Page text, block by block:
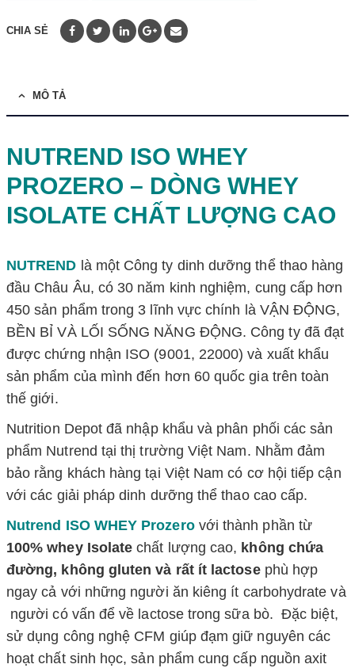
CHIA SẺ
MÔ TẢ
NUTREND ISO WHEY
PROZERO – DÒNG WHEY
ISOLATE CHẤT LƯỢNG CAO
NUTREND là một Công ty dinh dưỡng thể thao hàng
đầu Châu Âu, có 30 năm kinh nghiệm, cung cấp hơn
450 sản phẩm trong 3 lĩnh vực chính là VẬN ĐỘNG,
BỀN BỈ VÀ LỐI SỐNG NĂNG ĐỘNG. Công ty đã đạt
được chứng nhận ISO (9001, 22000) và xuất khẩu
sản phẩm của mình đến hơn 60 quốc gia trên toàn
thế giới.
Nutrition Depot đã nhập khẩu và phân phối các sản
phẩm Nutrend tại thị trường Việt Nam. Nhằm đảm
bảo rằng khách hàng tại Việt Nam có cơ hội tiếp cận
với các giải pháp dinh dưỡng thể thao cao cấp.
Nutrend ISO WHEY Prozerovới thành phần từ
100% whey Isolate chất lượng cao, không chứa
đường, không gluten và rất ít lactose phù hợp
ngay cả với những người ăn kiêng ít carbohydrate và
người có vấn để về lactose trong sữa bò. Đặc biệt,
sử dụng công nghệ CFM giúp đạm giữ nguyên các
hoạt chất sinh học, sản phẩmcung cấp nguồn axit